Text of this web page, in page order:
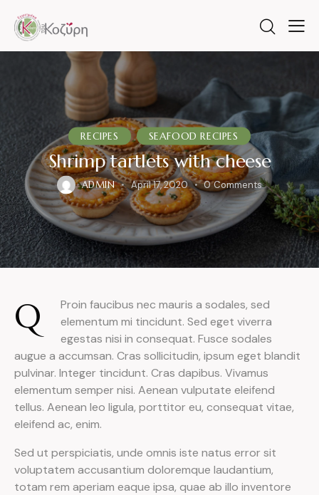
RECIPES SEAFOOD RECIPES
Shrimp tartlets with cheese
ADMIN April 17, 2020 0 Comments
Q
Proin faucibus nec mauris a sodales, sed
elementum mi tincidunt. Sed eget viverra
egestas nisi in consequat. Fusce sodales
augue a accumsan. Cras sollicitudin, ipsum eget blandit
pulvinar. Integer tincidunt. Cras dapibus. Vivamus
elementum semper nisi. Aenean vulputate eleifend
tellus. Aenean leo ligula, porttitor eu, consequat vitae,
eleifend ac, enim.
Sed ut perspiciatis, unde omnis iste natus error sit
voluptatem accusantium doloremque laudantium,
totam rem aperiam eaque ipsa, quae ab illo inventore